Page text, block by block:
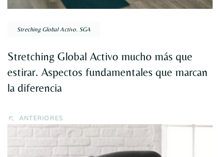
Streching Global Activo. SGA
Stretching Global Activo mucho más que
estirar. Aspectos fundamentales que marcan
la diferencia
ANTERIORES